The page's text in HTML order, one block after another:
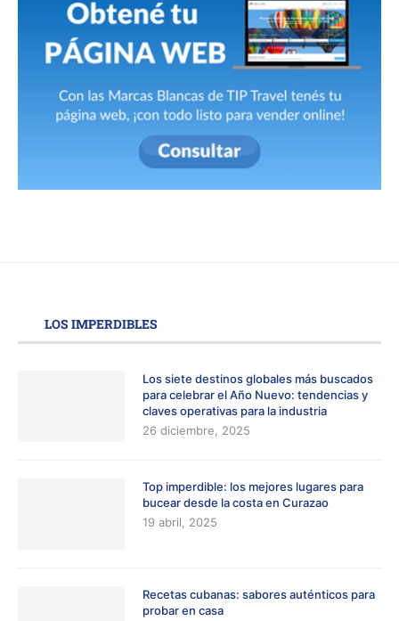
LOS IMPERDIBLES
Los siete destinos globales más buscados
para celebrar el Año Nuevo: tendencias y
claves operativas para la industria
26 diciembre, 2025
Top imperdible: los mejores lugares para
bucear desde la costa en Curazao
19 abril, 2025
Recetas cubanas: sabores auténticos para
probar en casa